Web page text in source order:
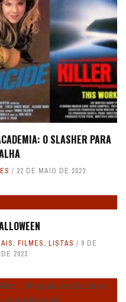
O SLASHER PARA
22 DE MAIO DE 2023
, FILMES, LISTAS
9 DE
2023